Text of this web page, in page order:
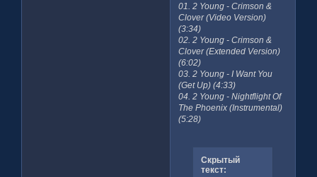
01. 2 Young - Crimson &
Clover (Video Version)
(3:34)
02. 2 Young - Crimson &
Clover (Extended Version)
(6:02)
03. 2 Young - I Want You
(Get Up) (4:33)
04. 2 Young - Nightflight Of
The Phoenix (Instrumental)
(5:28)
Скрытый
текст: